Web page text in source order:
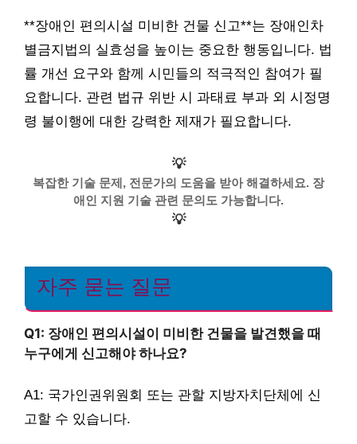
**장애인 편의시설 미비한 건물 신고**는 장애인차
별금지법의 실효성을 높이는 중요한 행동입니다. 법
률 개선 요구와 함께 시민들의 적극적인 참여가 필
요합니다. 관련 법규 위반 시 과태료 부과 외 시정명
령 불이행에 대한 강력한 제재가 필요합니다.
💡
복잡한 기술 문제, 전문가의 도움을 받아 해결하세요. 장
애인 지원 기술 관련 문의도 가능합니다.
💡
자주 묻는 질문
Q1: 장애인 편의시설이 미비한 건물을 발견했을 때
누구에게 신고해야 하나요?
A1: 국가인권위원회 또는 관할 지방자치단체에 신
고할 수 있습니다.